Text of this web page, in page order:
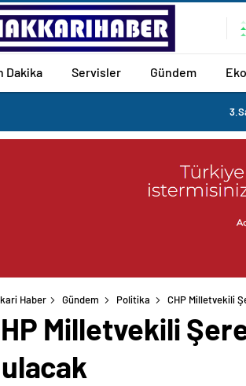
Dakika Servisler Gündem
Haber Gündem Politika CHP Milletvekili
Milletvekili